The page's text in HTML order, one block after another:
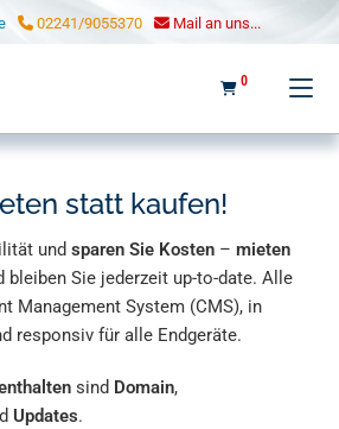
LOHMANN MARKETING
02241/9055370 Mail an uns...
0
statt kaufen!
undsparen Sie Kosten –mieten
bleiben Sie jederzeit up-to-date. Alle
Management System (CMS), in
responsiv für alle Endgeräte.
sind Domain,
Updates.